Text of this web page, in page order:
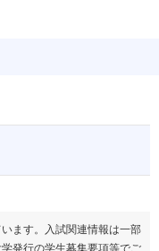
ます。入試関連情報は一部
発行の学生募集要項等でご